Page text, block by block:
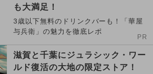
も大満足！
3歳以下無料のドリンクバーも！「華屋
与兵衛」の魅力を徹底レポ
PR
滋賀と千葉にジュラシック・ワー
ルド復活の大地の限定ストア！